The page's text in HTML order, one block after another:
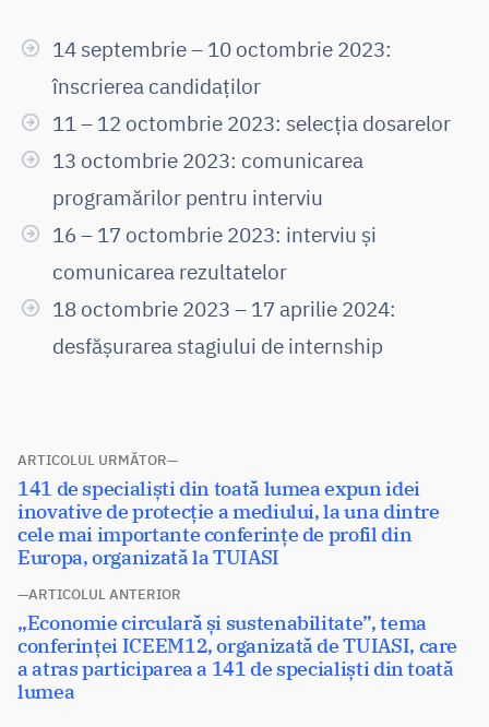
14 septembrie – 10 octombrie 2023:
înscrierea candidaților
11 – 12 octombrie 2023: selecția dosarelor
13 octombrie 2023: comunicarea
programărilor pentru interviu
16 – 17 octombrie 2023: interviu și
comunicarea rezultatelor
18 octombrie 2023 – 17 aprilie 2024:
desfășurarea stagiului de internship
Navigare
în
articole
ARTICOLUL ANTERIOR
Articolul
anterior:
„Economie circulară și sustenabilitate”, tema
conferinței ICEEM12, organizată de TUIASI, care
a atras participarea a 141 de specialiști din toată
lumea
ARTICOLUL URMĂTOR
Articolul
următor:
141 de specialiști din toată lumea expun idei
inovative de protecție a mediului, la una dintre
cele mai importante conferințe de profil din
Europa, organizată la TUIASI